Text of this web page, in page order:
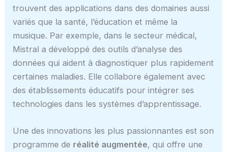
trouvent des applications dans des domaines aussi
variés que la santé, l’éducation et même la
musique. Par exemple, dans le secteur médical,
Mistral a développé des outils d’analyse des
données qui aident à diagnostiquer plus rapidement
certaines maladies. Elle collabore également avec
des établissements éducatifs pour intégrer ses
technologies dans les systèmes d’apprentissage.
Une des innovations les plus passionnantes est son
programme de réalité augmentée, qui offre une